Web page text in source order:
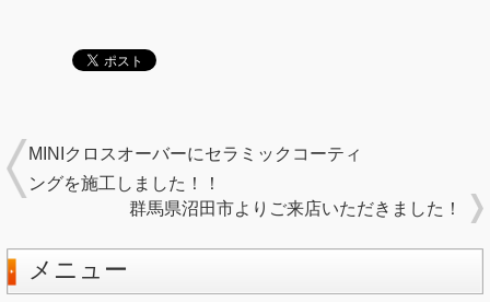
MINIクロスオーバーにセラミックコーティ
ングを施工しました！！
群馬県沼田市よりご来店いただきました！
メニュー